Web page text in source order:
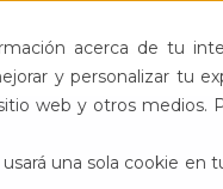
acerca de tu
y personalizar tu
web y otros medios.
una sola cookie en
Eventos